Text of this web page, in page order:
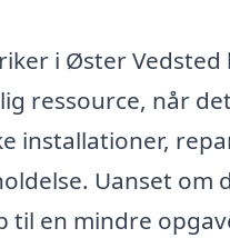
i Øster
ressource, når
installationer,
Uanset om
til en mindre